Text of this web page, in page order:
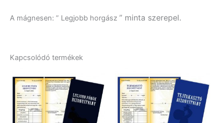
A mágnesen: ” Legjobb horgász ” minta szerepel.
Kapcsolódó termékek